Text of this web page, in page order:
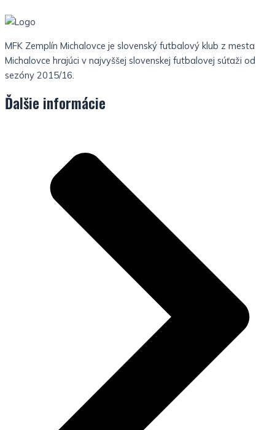
MFK Zemplín Michalovce je slovenský futbalový klub z mesta
Michalovce hrajúci v najvyššej slovenskej futbalovej súťaži od
sezóny 2015/16.
Ďalšie informácie